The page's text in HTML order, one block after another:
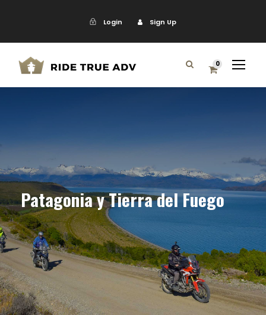
Login Sign Up
0
Patagonia y Tierra del Fuego